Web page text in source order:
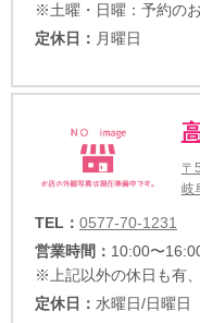
※土曜・日曜：予約の
定休日： 月曜日
〒
岐
TEL： 0577-70-1231
営業時間： 10:00〜
※上記以外の休日も有
定休日： 水曜日/日曜日